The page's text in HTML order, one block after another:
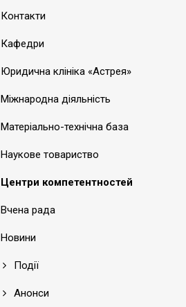
Контакти
Кафедри
Юридична клініка «Астрея»
Міжнародна діяльність
Матеріально-технічна база
Наукове товариство
Центри компетентностей
Вчена рада
Новини
Події
Анонси